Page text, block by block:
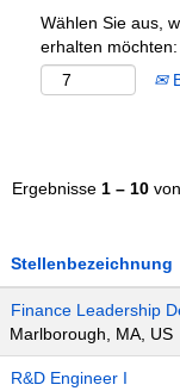
Wählen Sie aus,
erhalten möchten:
Ergebnisse 1 – 10 von
Stellenbezeichnung
Finance Leadership
Marlborough, MA, US
R&D Engineer I